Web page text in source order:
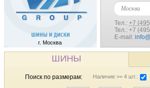
г. Москва
Москва
Тел.: +7
Тел.: +7
E-mail:
ШИНЫ
Поиск по размерам: Наличие >= 4 шт.: